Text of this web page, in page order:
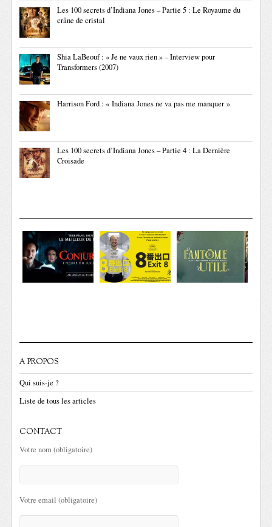
Les 100 secrets d’Indiana Jones – Partie 5 : Le Royaume du
crâne de cristal
Shia LaBeouf : « Je ne vaux rien » – Interview pour
Transformers (2007)
Harrison Ford : « Indiana Jones ne va pas me manquer »
Les 100 secrets d’Indiana Jones – Partie 4 : La Dernière
Croisade
A PROPOS
Qui suis-je ?
Liste de tous les articles
CONTACT
Votre nom (obligatoire)
Votre email (obligatoire)